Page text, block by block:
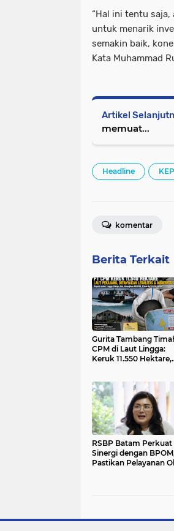
“Hal ini tentu saja,
untuk menarik
semakin baik,
Kata Muhammad
Artikel
memuat...
Headline
komentar
Berita Terkait
Gurita Tambang
CPM di Laut Lingga:
Keruk 11.550 Hektare,
RSBP Batam Perkuat
Sinergi dengan
Pastikan Pelayanan